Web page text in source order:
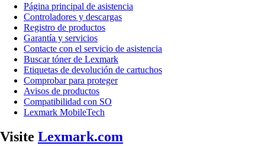
Página principal de asistencia
Controladores y descargas
Registro de productos
Garantía y servicios
Contacte con el servicio de asistencia
Buscar tóner de Lexmark
Etiquetas de devolución de cartuchos
Comprobar para proteger
Avisos de productos
Compatibilidad con SO
Lexmark MobileTech
Visite Lexmark.com